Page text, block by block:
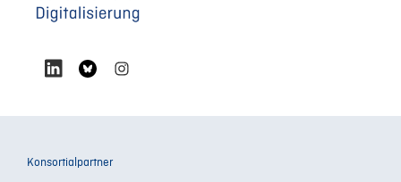
Konsortialpartner